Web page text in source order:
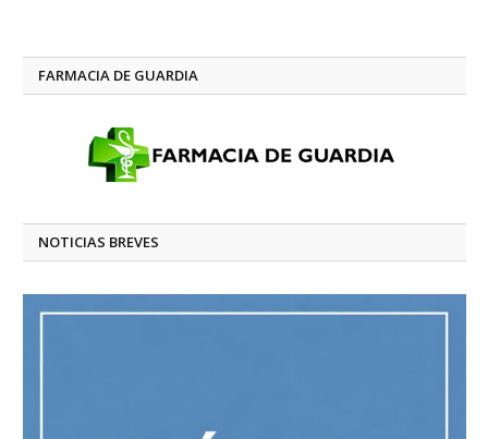
FARMACIA DE GUARDIA
NOTICIAS BREVES